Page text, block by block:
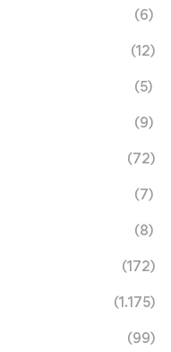
(6)
(12)
(5)
(9)
(72)
(7)
(8)
(172)
(1.175)
(99)